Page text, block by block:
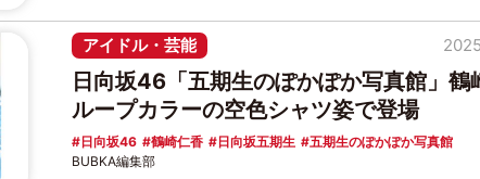
アイドル・芸能
日向坂46「五期生のぽかぽか写真館」鶴
ループカラーの空色シャツ姿で登場
日向坂46 鶴崎仁香 日向坂五期生 五期生のぽかぽか写真館
BUBKA編集部